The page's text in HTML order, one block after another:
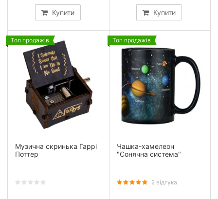
Купити Купити
Топ продажів
Музична скринька Гаррі
Поттер
Топ продажів
Чашка-хамелеон
"Сонячна система"
2 відгука